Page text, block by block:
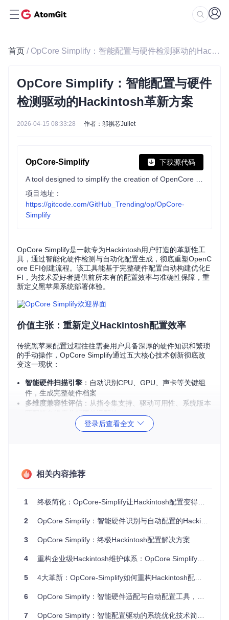
首页 / OpCore Simplify：智能配置与硬件检测驱动的Hackintosh革新方案
OpCore Simplify：智能配置与硬件
检测驱动的Hackintosh革新方案
2026-04-15 08:33:28 作者：邬祺芯Juliet
OpCore-Simplify 下载源代码
项目地址：
https://gitcode.com/GitHub_Trending/op/OpCore-
Simplify
OpCore Simplify是一款专为Hackintosh用户打造的革新性工
具，通过智能化硬件检测与自动化配置生成，彻底重塑OpenC
ore EFI创建流程。该工具能基于完整硬件配置自动构建优化E
FI，为技术爱好者提供前所未有的配置效率与准确性保障，重
新定义黑苹果系统部署体验。
价值主张：重新定义Hackintosh配置效率
传统黑苹果配置过程往往需要用户具备深厚的硬件知识和繁琐
的手动操作，OpCore Simplify通过五大核心技术创新彻底改
变这一现状：
智能硬件扫描引擎 ：自动识别CPU、GPU、声卡等关键组
件，生成完整硬件档案
多维度兼容性评估 ：从指令集支持、驱动可用性、系统版本
：基于硬件特性智能推荐最优配置方案，减
文件
核心能力：智能化技术架构解析
层信息，获取底层硬件特性。通过解析ACPI表、PCI设备树和
精准数据基础。
技术亮点：
支持Intel/AMD多平台CPU检测，精准识别微架构与指令集
登录后查看全文
相关内容推荐
1 终极简化：OpCore-Simplify让Hackintosh配置变得前所未有的简单
2 OpCore Simplify：智能硬件识别与自动配置的Hackintosh利器
3 OpCore Simplify：终极Hackintosh配置解决方案
4 重构企业级Hackintosh维护体系：OpCore Simplify自动化解决方案
5 4大革新：OpCore-Simplify如何重构Hackintosh配置工作流
6 OpCore Simplify：智能硬件适配与自动配置工具，零基础适用的Hackintosh解决方案
7 OpCore Simplify：智能配置驱动的系统优化技术简化方案